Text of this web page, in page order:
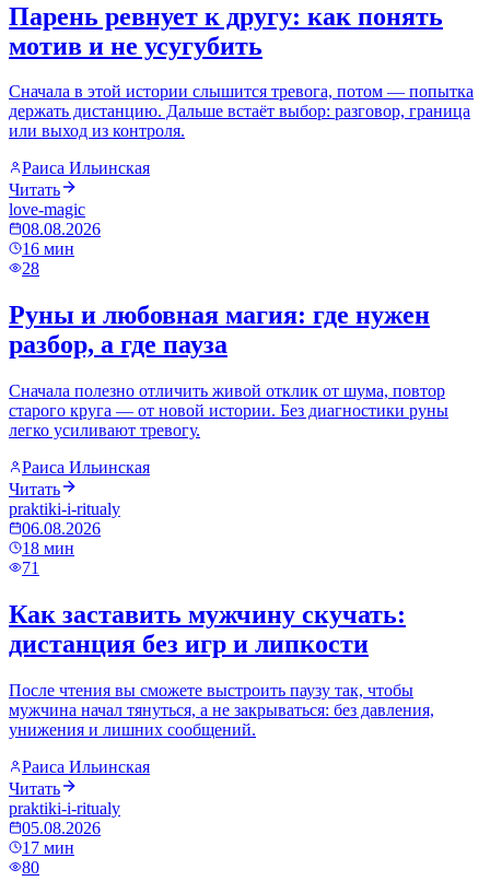
Парень ревнует к другу: как понять
мотив и не усугубить
Сначала в этой истории слышится тревога, потом — попытка
держать дистанцию. Дальше встаёт выбор: разговор, граница
или выход из контроля.
Раиса Ильинская
Читать
love-magic
08.08.2026
16 мин
28
Руны и любовная магия: где нужен
разбор, а где пауза
Сначала полезно отличить живой отклик от шума, повтор
старого круга — от новой истории. Без диагностики руны
легко усиливают тревогу.
Раиса Ильинская
Читать
praktiki-i-ritualy
06.08.2026
18 мин
71
Как заставить мужчину скучать:
дистанция без игр и липкости
После чтения вы сможете выстроить паузу так, чтобы
мужчина начал тянуться, а не закрываться: без давления,
унижения и лишних сообщений.
Раиса Ильинская
Читать
praktiki-i-ritualy
05.08.2026
17 мин
80